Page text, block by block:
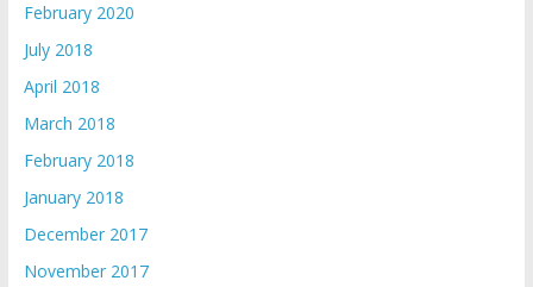
February 2020
July 2018
April 2018
March 2018
February 2018
January 2018
December 2017
November 2017